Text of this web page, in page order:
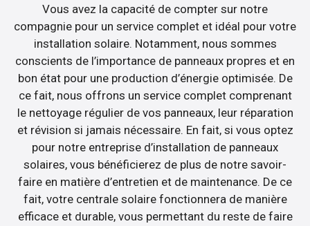
Vous avez la capacité de compter sur notre
compagnie pour un service complet et idéal pour votre
installation solaire. Notamment, nous sommes
conscients de l’importance de panneaux propres et en
bon état pour une production d’énergie optimisée. De
ce fait, nous offrons un service complet comprenant
le nettoyage régulier de vos panneaux, leur réparation
et révision si jamais nécessaire. En fait, si vous optez
pour notre entreprise d’installation de panneaux
solaires, vous bénéficierez de plus de notre savoir-
faire en matière d’entretien et de maintenance. De ce
fait, votre centrale solaire fonctionnera de manière
efficace et durable, vous permettant du reste de faire